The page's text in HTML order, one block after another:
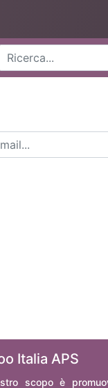
Italia APS
scopo è